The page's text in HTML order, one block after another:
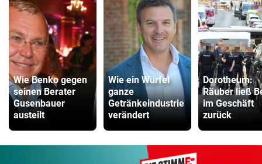
Wie Benko gegen
seinen Berater
Gusenbauer
austeilt
Wie ein Würfel
ganze
Getränkeindustrie
verändert
Dorotheum:
Räuber ließ
im Geschäft
zurück